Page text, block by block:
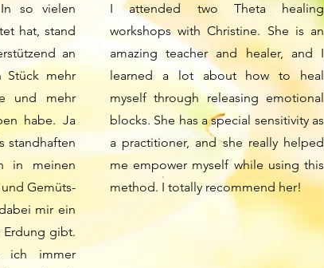
so vielen
hat, stand
an
Stück mehr
und mehr
habe. Ja
standhaften
in meinen
Gemüts-
mir ein
gibt.
ich immer
I attended two Theta healing
workshops with Christine. She is an
amazing teacher and healer, and I
learned a lot about how to heal
myself through releasing emotional
blocks. She has a special sensitivity as
a practitioner, and she really helped
me empower myself while using this
method. I totally recommend her!